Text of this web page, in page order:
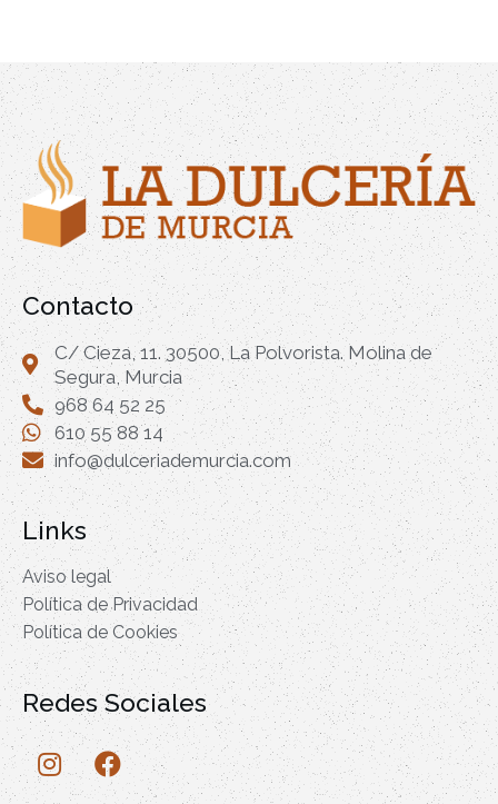
Contacto
C/ Cieza, 11. 30500, La Polvorista. Molina de
Segura, Murcia
968 64 52 25
610 55 88 14
info@dulceriademurcia.com
Links
Aviso legal
Política de Privacidad
Política de Cookies
Redes Sociales